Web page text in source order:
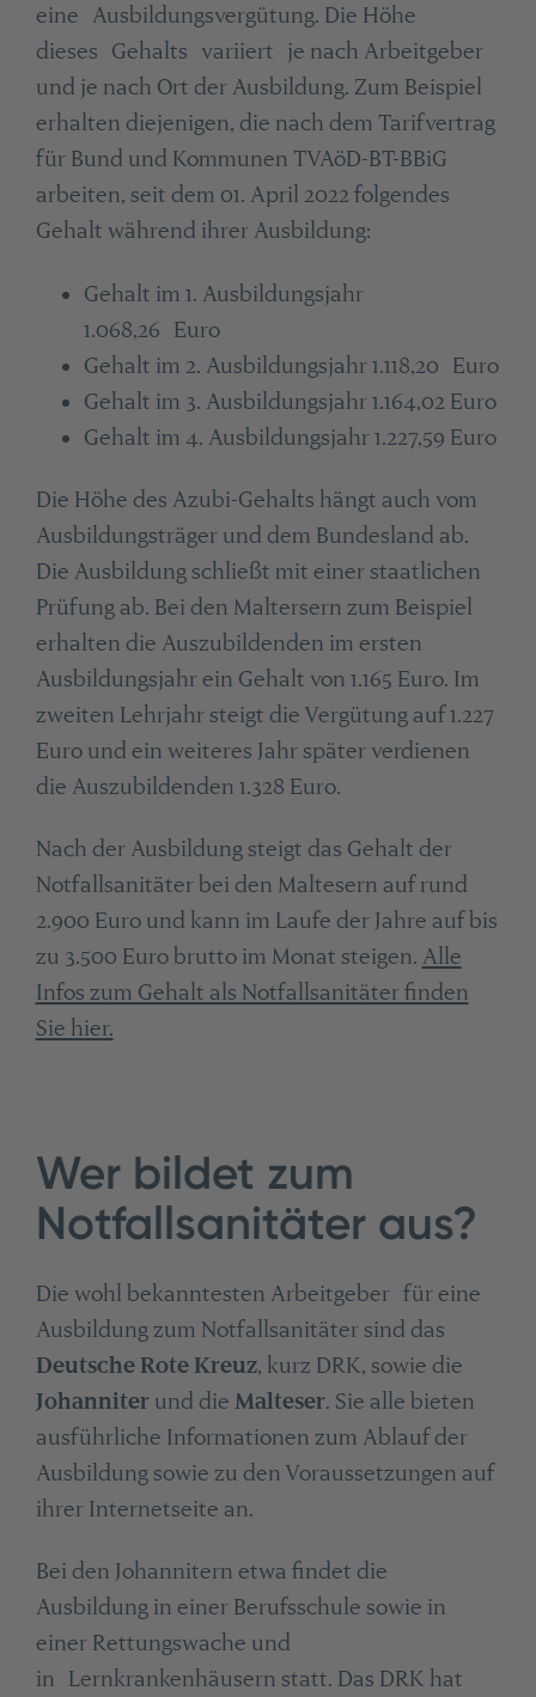
eine Ausbildungsvergütung. Die Höhe
dieses Gehalts variiert je nach Arbeitgeber
und je nach Ort der Ausbildung. Zum Beispiel
erhalten diejenigen, die nach dem Tarifvertrag
für Bund und Kommunen TVAöD-BT-BBiG
arbeiten, seit dem 01. April 2022 folgendes
Gehalt während ihrer Ausbildung:
Gehalt im 1. Ausbildungsjahr
1.068,26 Euro
Gehalt im 2. Ausbildungsjahr 1.118,20 Euro
Gehalt im 3. Ausbildungsjahr 1.164,02 Euro
Gehalt im 4. Ausbildungsjahr 1.227,59 Euro
Die Höhe des Azubi-Gehalts hängt auch vom
Ausbildungsträger und dem Bundesland ab.
Die Ausbildung schließt mit einer staatlichen
Prüfung ab. Bei den Maltersern zum Beispiel
erhalten die Auszubildenden im ersten
Ausbildungsjahr ein Gehalt von 1.165 Euro. Im
zweiten Lehrjahr steigt die Vergütung auf 1.227
Euro und ein weiteres Jahr später verdienen
die Auszubildenden 1.328 Euro.
Nach der Ausbildung steigt das Gehalt der
Notfallsanitäter bei den Maltesern auf rund
2.900 Euro und kann im Laufe der Jahre auf bis
zu 3.500 Euro brutto im Monat steigen. Alle
Infos zum Gehalt als Notfallsanitäter finden
Sie hier.
Wer bildet zum
Notfallsanitäter aus?
Die wohl bekanntesten Arbeitgeber für eine
Ausbildung zum Notfallsanitäter sind das
Deutsche Rote Kreuz, kurz DRK, sowie die
Johanniter und die Malteser. Sie alle bieten
ausführliche Informationen zum Ablauf der
Ausbildung sowie zu den Voraussetzungen auf
ihrer Internetseite an.
Bei den Johannitern etwa findet die
Ausbildung in einer Berufsschule sowie in
einer Rettungswache und
in Lernkrankenhäusern statt. Das DRK hat